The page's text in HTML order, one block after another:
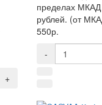
+
пределах МКАД
рублей. (от
550р.
-